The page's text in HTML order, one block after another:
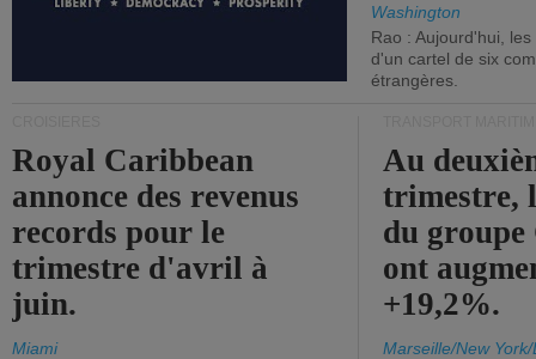
Washington
Rao : Aujourd'hui,
d'un cartel de six
étrangères.
Royal Caribbean
annonce des revenus
records pour le
trimestre d'avril à
juin.
Miami
Au
trimestre,
du
ont
+19,2%.
Marseille/New